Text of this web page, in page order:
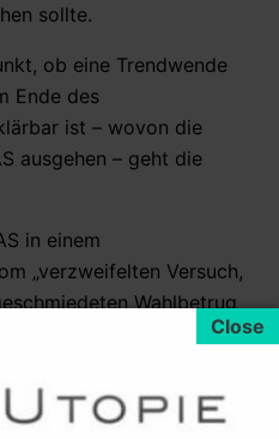
sollte.
ob eine Trendwende
Ende des
ist – wovon die
ausgehen – geht die
in einem
„verzweifelten Versuch,
Wahlbetrug
bezeichnet OAS-Chef
die für die Organisation
ist, die sich